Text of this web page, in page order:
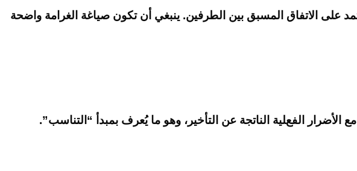
على الاتفاق المسبق بين الطرفين. ينبغي أن تكون صياغة الغرامة واضحة
الفعلية الناتجة عن التأخير، وهو ما يُعرف بمبدأ “التناسب”.